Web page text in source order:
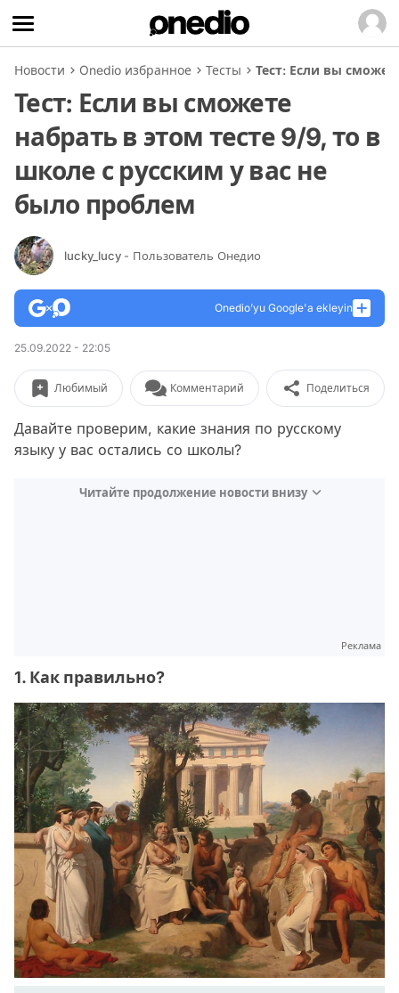
Новости Onedio избранное Тесты Тест: Если вы
Тест: Если вы сможете
набрать в этом тесте 9/9, то в
школе с русским у вас не
было проблем
lucky_lucy - Пользователь Онедио
Onedio’yu Google'a ekleyin
25.09.2022 - 22:05
Любимый Комментарий Поделиться
Давайте проверим, какие знания по русскому
языку у вас остались со школы?
Читайте продолжение новости внизу
Реклама
1. Как правильно?